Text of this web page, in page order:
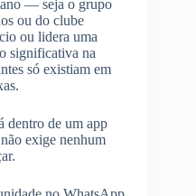
— seja o grupo
ou do clube
ou lidera uma
significativa na
só existiam em
dentro de um app
exige nenhum